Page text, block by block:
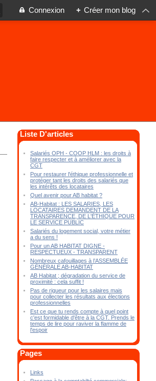
Connexion + Créer mon blog
Liste D'articles
Salariés OPH - COOP HLM : les droits à
faire respecter et à améliorer avec la
CGT
Pour restaurer l'éthique professionnelle et
protéger tant les droits des salariés que
les intérêts des locataires
Quel avenir pour AB habitat ?
AB-Habitat : LES SALARIES, LES
LOCATAIRES DEMANDENT DE LA
TRANSPARENCE, DE L'ÉTHIQUE POUR
LE SERVICE PUBLIC
Salariés du logement social, votre métier
a du sens !
Pour un AB HABITAT DIGNE -
RESPECTUEUX - TRANSPARENT
Nombreux cafouillages à l’ASSEMBLÉE
GÉNÉRALE AB-HABITAT
AB Habitat ; dégradation du service de
proximité : cela suffit !
Pas de rigueur pour les salaires mais
pour collecter les résultats aux élections
professionnelles
Est ce que tu rends compte à quel point
c'est formidable d'être à la CGT. Prends le
temps de lire pour raviver la flamme de
l'espoir
Pages
Links